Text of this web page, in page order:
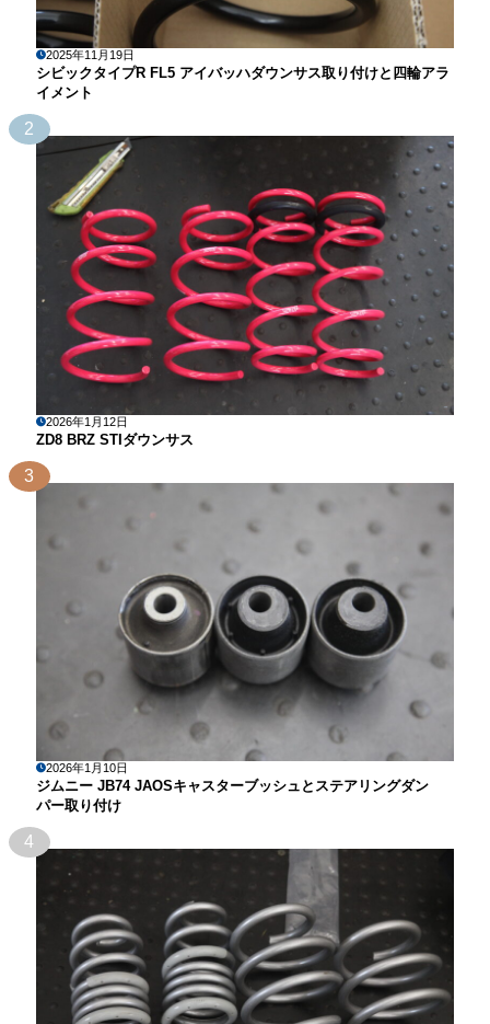
2025年11月19日
シビックタイプR FL5 アイバッハダウンサス取り付けと四輪アラ
イメント
2
2026年1月12日
ZD8 BRZ STIダウンサス
3
2026年1月10日
ジムニー JB74 JAOSキャスターブッシュとステアリングダン
パー取り付け
4